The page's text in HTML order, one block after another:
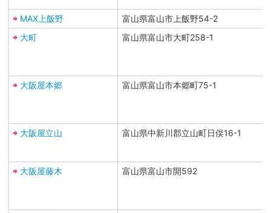
MAX上飯野
富山県富山市上飯野54-2
大町
富山県富山市大町258-1
大阪屋本郷 富山県富山市本郷町75-1
大阪屋立山 富山県中新川郡立山町日俣16-1
大阪屋藤木 富山県富山市開592